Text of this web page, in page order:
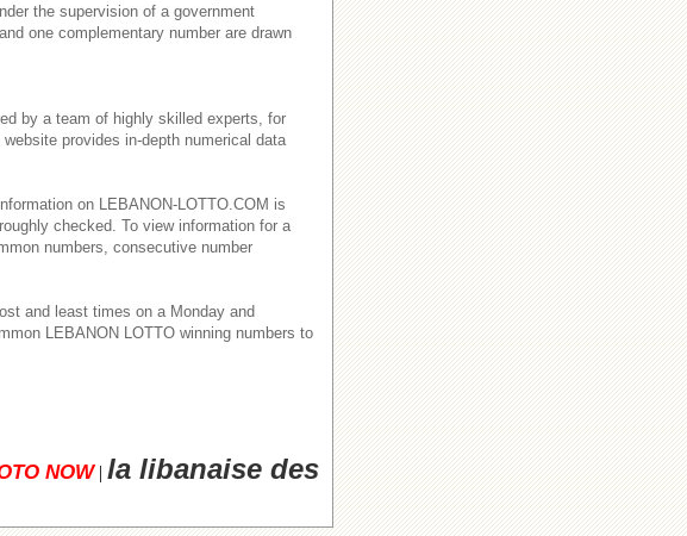
the supervision of a government
one complementary number are drawn
by a team of highly skilled experts, for
provides in-depth numerical data
on LEBANON-LOTTO.COM is
checked. To view information for a
numbers, consecutive number
and least times on a Monday and
LEBANON LOTTO winning numbers to
NOW| la libanaise des